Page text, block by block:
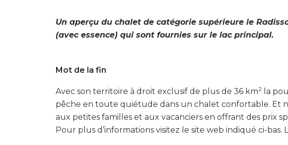
Un aperçu du chalet de catégorie supérieure le
(avec essence) qui sont fournies sur le lac principal.
Mot de la fin
Avec son territoire à droit exclusif de plus de 36 km2 la
pêche en toute quiétude dans un chalet confortable. Et
aux petites familles et aux vacanciers en offrant des prix
Pour plus d’informations visitez le site web indiqué ci-